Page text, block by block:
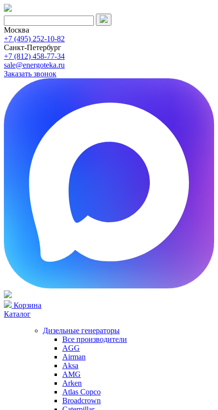
Москва
+7 (495) 252-10-82
Санкт-Петербург
+7 (812) 458-77-34
sale@energoteka.ru
Заказать звонок
Корзина
Каталог
Дизельные генераторы
Все производители
AGG
Airman
Aksa
AMG
Arken
Atlas Copco
Broadcrown